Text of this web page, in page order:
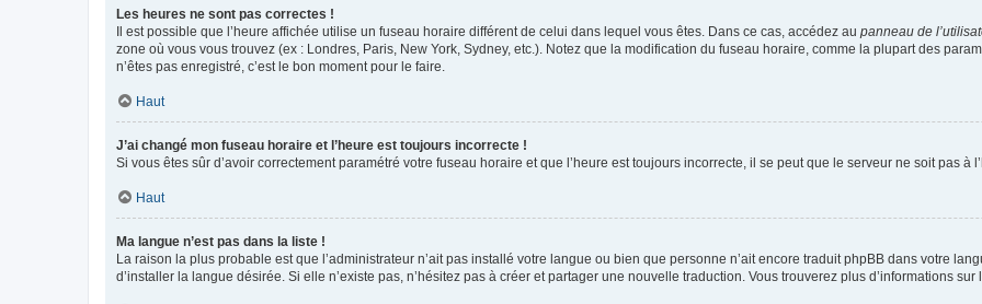
Les heures ne sont pas correctes !
Il est possible que l’heure affichée utilise un fuseau horaire différent de celui dans lequel vous êtes. Dans ce cas, accédez au panneau de
zone où vous vous trouvez (ex : Londres, Paris, New York, Sydney, etc.). Notez que la modification du fuseau horaire, comme la plupart des
n’êtes pas enregistré, c’est le bon moment pour le faire.
Haut
J’ai changé mon fuseau horaire et l’heure est toujours incorrecte !
Si vous êtes sûr d’avoir correctement paramétré votre fuseau horaire et que l’heure est toujours incorrecte, il se peut que le serveur ne soit pas à
Haut
Ma langue n’est pas dans la liste !
La raison la plus probable est que l’administrateur n’ait pas installé votre langue ou bien que personne n’ait encore traduit phpBB dans votre
d’installer la langue désirée. Si elle n’existe pas, n’hésitez pas à créer et partager une nouvelle traduction. Vous trouverez plus d’informations